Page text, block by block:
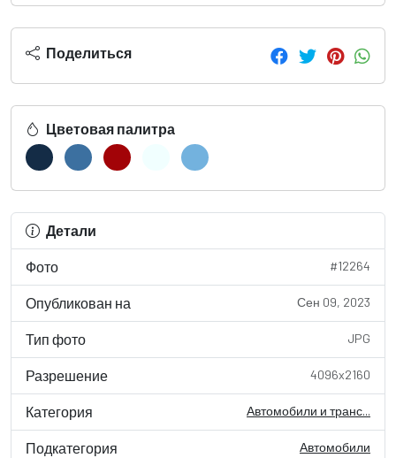
Поделиться
Цветовая палитра
Детали
Фото #12264
Опубликован на Сен 09, 2023
Тип фото JPG
Разрешение 4096x2160
Категория Автомобили и транс...
Подкатегория Автомобили